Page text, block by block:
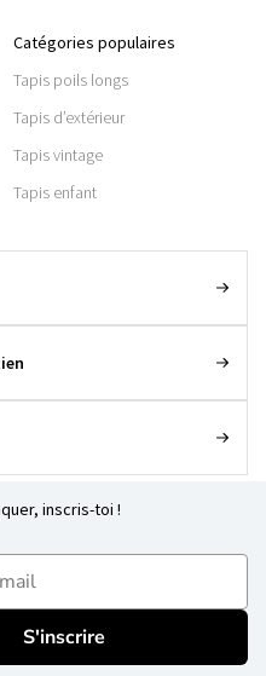
Catégories populaires
Tapis poils longs
Tapis d’extérieur
Tapis vintage
Tapis enfant
inscris-toi !
S'inscrire